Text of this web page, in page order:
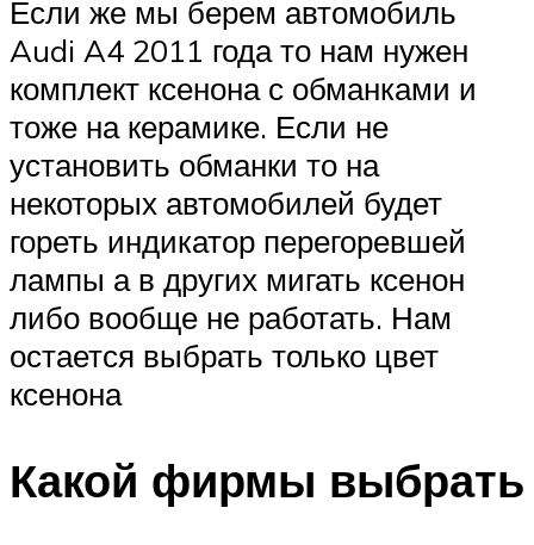
Если же мы берем автомобиль
Audi A4 2011 года то нам нужен
комплект ксенона с обманками и
тоже на керамике. Если не
установить обманки то на
некоторых автомобилей будет
гореть индикатор перегоревшей
лампы а в других мигать ксенон
либо вообще не работать. Нам
остается выбрать только цвет
ксенона
Какой фирмы выбрать